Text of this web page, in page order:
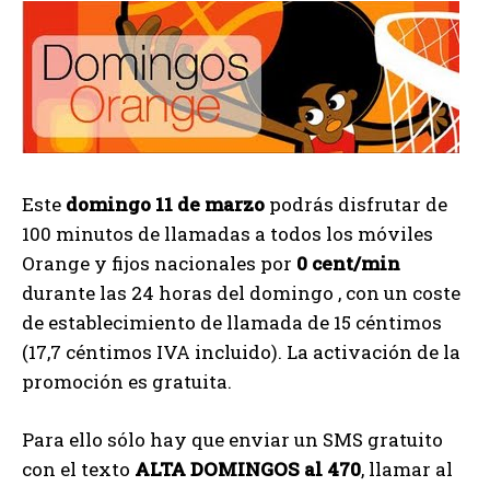
Este domingo 11 de marzo podrás disfrutar de
100 minutos de llamadas a todos los móviles
Orange y fijos nacionales por 0 cent/min
durante las 24 horas del domingo , con un coste
de establecimiento de llamada de 15 céntimos
(17,7 céntimos IVA incluido). La activación de la
promoción es gratuita.
Para ello sólo hay que enviar un SMS gratuito
con el texto ALTA DOMINGOS al 470, llamar al